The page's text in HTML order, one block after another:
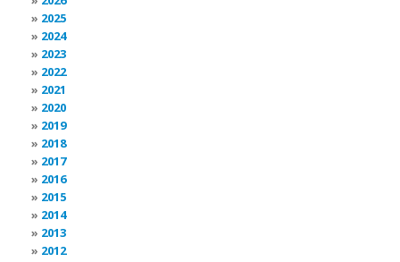
2025
2024
2023
2022
2021
2020
2019
2018
2017
2016
2015
2014
2013
2012